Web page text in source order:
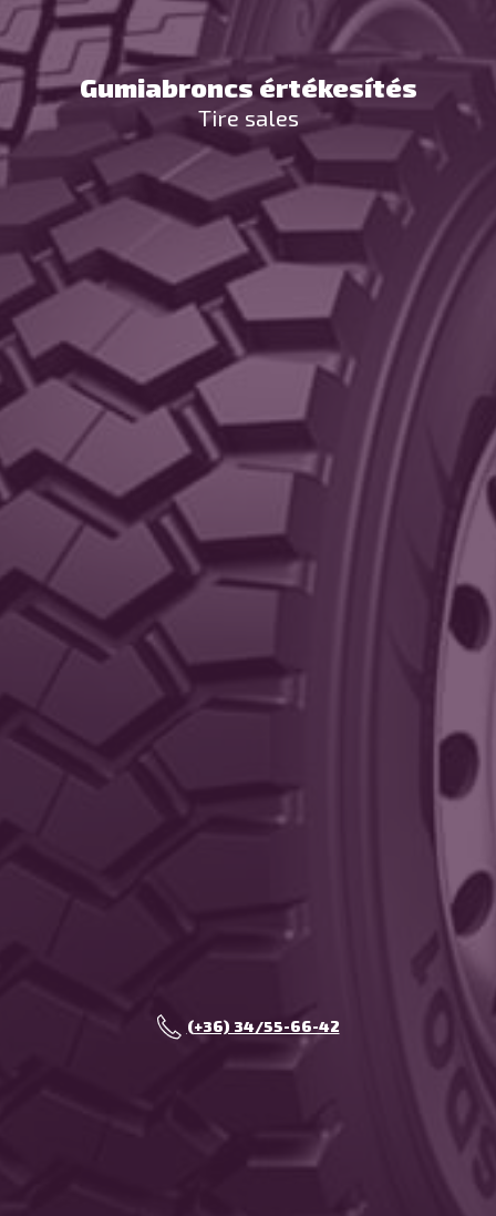
Gumiabroncs értékesítés
Tire sales
(+36) 34/55-66-42